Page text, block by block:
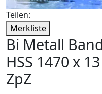
Teilen:
Merkliste
Bi Metall
HSS 1470 x
ZpZ